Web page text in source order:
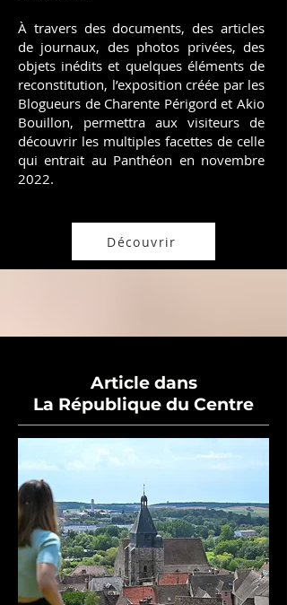
À travers des documents, des articles
de journaux, des photos privées, des
objets inédits et quelques éléments de
reconstitution, l’exposition créée par les
Blogueurs de Charente Périgord et Akio
Bouillon, permettra aux visiteurs de
découvrir les multiples facettes de celle
qui entrait au Panthéon en novembre
2022.
Découvrir
Article dans
La République du Centre